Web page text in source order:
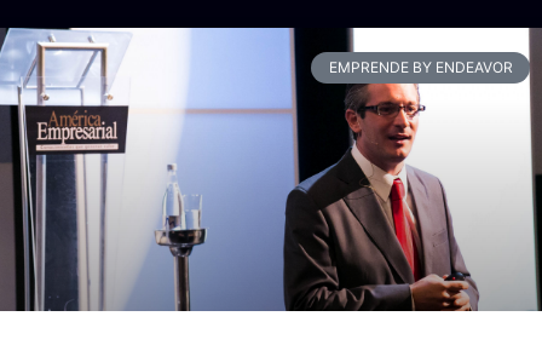
EMPRENDE BY ENDEAVOR